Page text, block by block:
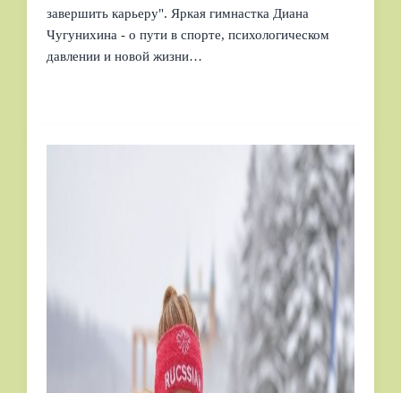
завершить карьеру". Яркая гимнастка Диана
Чугунихина - о пути в спорте, психологическом
давлении и новой жизни…